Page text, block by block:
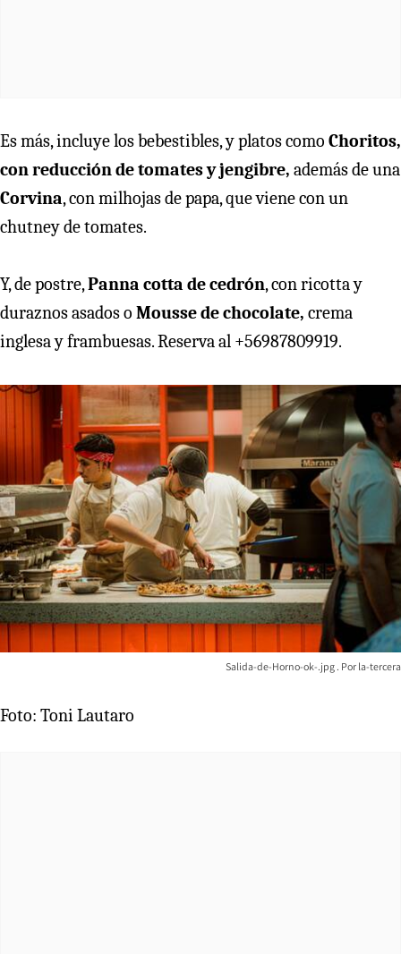
Es más, incluye los bebestibles, y platos como Choritos,
con reducción de tomates y jengibre, además de una
Corvina, con milhojas de papa, que viene con un
chutney de tomates.
Y, de postre,Panna cotta de cedrón, con ricotta y
duraznos asados o Mousse de chocolate, crema
inglesa y frambuesas. Reserva al +56987809919.
Salida-de-Horno-ok-.jpg la-tercera
Foto: Toni Lautaro